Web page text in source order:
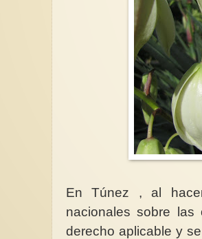
En Túnez , al
nacionales sobre las
derecho aplicable y